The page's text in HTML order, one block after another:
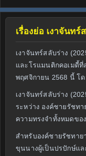
เรื่องย่อ เงาจันท
เงาจันทร์สลับร่าง
และโรแมนติกคอเมดี้ที่
พฤศจิกายน 2568 นี้ โ
เงาจันทร์สลับร่าง
ระหว่าง องค์ชายรัชท
ความทรงจำทั้งหมดขอ
สำหรับองค์ชายรัชทาย
ขุนนางผู้เป็นปรปักษ์แล